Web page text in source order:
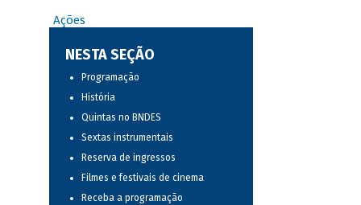
Ações
NESTA SEÇÃO
Programação
História
Quintas no BNDES
Sextas instrumentais
Reserva de ingressos
Filmes e festivais de cinema
Receba a programação